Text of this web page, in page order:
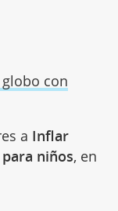
con
a Inflar
niños, en